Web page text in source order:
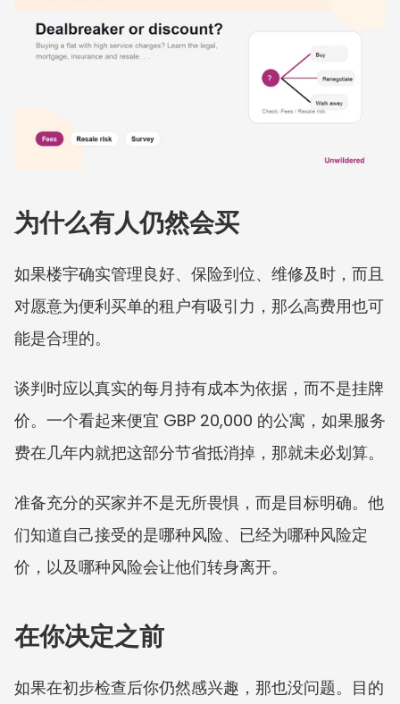
为什么有人仍然会买
如果楼宇确实管理良好、保险到位、维修及时，而且
对愿意为便利买单的租户有吸引力，那么高费用也可
能是合理的。
谈判时应以真实的每月持有成本为依据，而不是挂牌
价。一个看起来便宜 GBP 20,000 的公寓，如果服务
费在几年内就把这部分节省抵消掉，那就未必划算。
准备充分的买家并不是无所畏惧，而是目标明确。他
们知道自己接受的是哪种风险、已经为哪种风险定
价，以及哪种风险会让他们转身离开。
在你决定之前
如果在初步检查后你仍然感兴趣，那也没问题。目的